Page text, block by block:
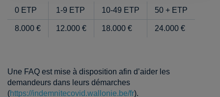
0 ETP 1-9 ETP 10-49 ETP 50 + ETP
8.000 € 12.000 € 18.000 € 24.000 €
Une FAQ est mise à disposition afin d’aider les
demandeurs dans leurs démarches
(https://indemnitecovid.wallonie.be/fr).